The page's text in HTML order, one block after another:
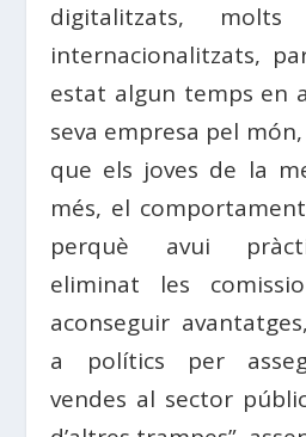
digitalitzats,
internacionalitzats,
estat algun temps en
seva empresa pel
que els joves de la
més, el
perquè avui
eliminat les
aconseguir
a polítics per
vendes al sector